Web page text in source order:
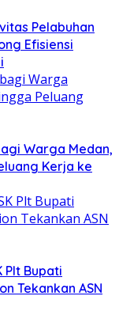
Pelabuhan
Efisiensi
Warga Medan,
Kerja ke
Plt Bupati
Tekankan ASN